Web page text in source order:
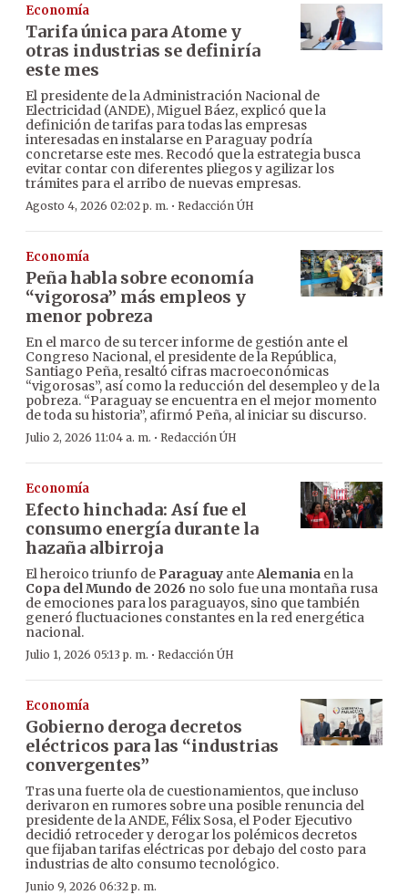
Economía
Tarifa única para Atome y
otras industrias se definiría
este mes
El presidente de la Administración Nacional de
Electricidad (ANDE), Miguel Báez, explicó que la
definición de tarifas para todas las empresas
interesadas en instalarse en Paraguay podría
concretarse este mes. Recodó que la estrategia busca
evitar contar con diferentes pliegos y agilizar los
trámites para el arribo de nuevas empresas.
Agosto 4, 2026 02:02 p. m. · Redacción ÚH
Economía
Peña habla sobre economía
“vigorosa” más empleos y
menor pobreza
En el marco de su tercer informe de gestión ante el
Congreso Nacional, el presidente de la República,
Santiago Peña, resaltó cifras macroeconómicas
“vigorosas”, así como la reducción del desempleo y de la
pobreza. “Paraguay se encuentra en el mejor momento
de toda su historia”, afirmó Peña, al iniciar su discurso.
Julio 2, 2026 11:04 a. m. · Redacción ÚH
Economía
Efecto hinchada: Así fue el
consumo energía durante la
hazaña albirroja
El heroico triunfo de Paraguay anteAlemania en la
Copa del Mundo de 2026 no solo fue una montaña rusa
de emociones para los paraguayos, sino que también
generó fluctuaciones constantes en la red energética
nacional.
Julio 1, 2026 05:13 p. m. · Redacción ÚH
Economía
Gobierno deroga decretos
eléctricos para las “industrias
convergentes”
Tras una fuerte ola de cuestionamientos, que incluso
derivaron en rumores sobre una posible renuncia del
presidente de la ANDE, Félix Sosa, el Poder Ejecutivo
decidió retroceder y derogar los polémicos decretos
que fijaban tarifas eléctricas por debajo del costo para
industrias de alto consumo tecnológico.
Junio 9, 2026 06:32 p. m.